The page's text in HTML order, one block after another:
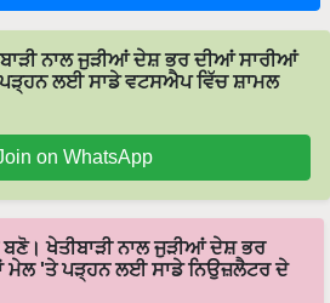
ਨਾਲ ਜੁੜੀਆਂ ਦੇਸ਼ ਭਰ ਦੀਆਂ ਸਾਰੀਆਂ
ਪੜ੍ਹਨ ਲਈ ਸਾਡੇ ਵਟਸਐਪ ਵਿੱਚ ਸ਼ਾਮਲ
on WhatsApp
ਖੇਤੀਬਾੜੀ ਨਾਲ ਜੁੜੀਆਂ ਦੇਸ਼ ਭਰ
ਮੇਲ 'ਤੇ ਪੜ੍ਹਨ ਲਈ ਸਾਡੇ ਨਿਉਜ਼ਲੈਟਰ ਦੇ